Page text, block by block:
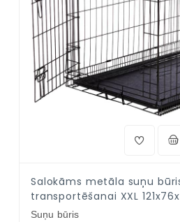
Salokāms metāla suņu
transportēšanai XXL
Suņu būris